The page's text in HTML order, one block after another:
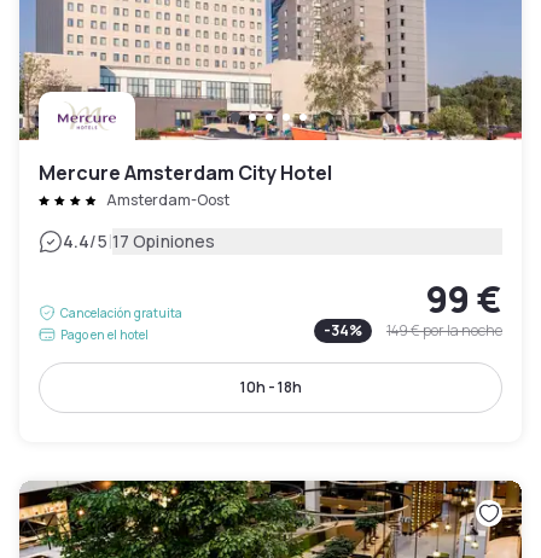
Mercure Amsterdam City Hotel
Amsterdam-Oost
4.4/5|17 Opiniones
Cancelación gratuita
Pago en el hotel
99 €
-34% 149 €por la noche
10h - 18h